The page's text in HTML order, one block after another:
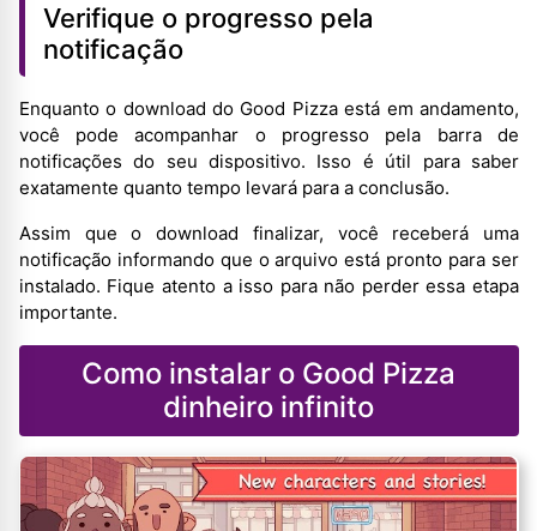
Verifique o progresso pela
notificação
Enquanto o download do Good Pizza está em andamento,
você pode acompanhar o progresso pela barra de
notificações do seu dispositivo. Isso é útil para saber
exatamente quanto tempo levará para a conclusão.
Assim que o download finalizar, você receberá uma
notificação informando que o arquivo está pronto para ser
instalado. Fique atento a isso para não perder essa etapa
importante.
Como instalar o Good Pizza
dinheiro infinito